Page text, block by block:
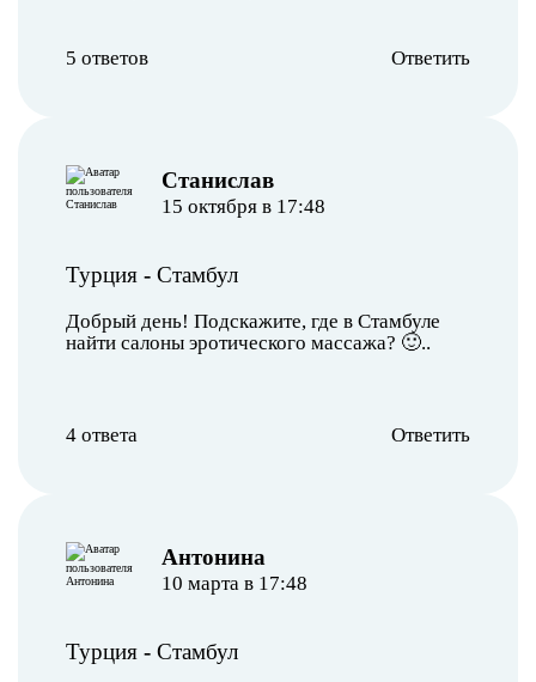
5 ответов Ответить
Станислав
15 октября в 17:48
Турция - Стамбул
Добрый день! Подскажите, где в Стамбуле
найти салоны эротического массажа? 🙂..
4 ответа Ответить
Антонина
10 марта в 17:48
Турция - Стамбул